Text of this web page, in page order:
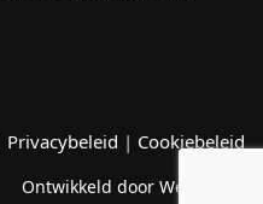
Privacybeleid | Cookiebeleid
Ontwikkeld door Webzuiver